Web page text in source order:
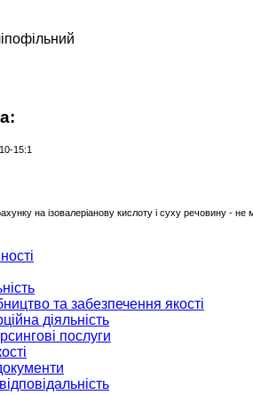
15:1
на ізовалеріанову кислоту і суху речовину -
та забезпечення якості
діяльність
послуги